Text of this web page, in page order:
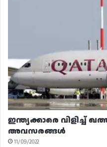
ഇന്ത്യക്കാരെ വിളിച്ച്
അവസരങ്ങൾ
11/09/2022